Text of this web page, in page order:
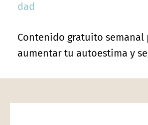
dad
Contenido gratuito semanal
aumentar tu autoestima y